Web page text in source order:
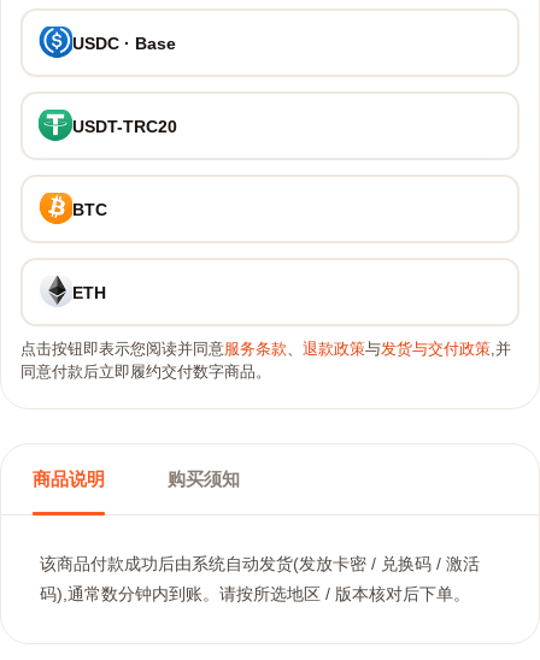
USDC · Base
USDT-TRC20
BTC
ETH
点击按钮即表示您阅读并同意服务条款、 退款政策与发货与交付政策,并
同意付款后立即履约交付数字商品。
商品说明 购买须知
该商品付款成功后由系统自动发货(发放卡密 / 兑换码 / 激活
码),通常数分钟内到账。请按所选地区 / 版本核对后下单。